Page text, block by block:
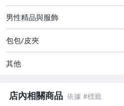
男性精品與服飾
女包精品與女鞋
男性精品與服飾
包包/皮夾
其他
店內相關商品